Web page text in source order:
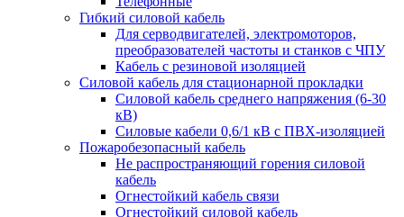
Гибкий силовой кабель
Для серводвигателей, электромоторов,
преобразователей частоты и станков с ЧПУ
Кабель с резиновой изоляцией
Силовой кабель для стационарной прокладки
Силовой кабель среднего напряжения (6-30
кВ)
Силовые кабели 0,6/1 кВ с ПВХ-изоляцией
Пожаробезопасный кабель
Не распространяющий горения силовой
кабель
Огнестойкий кабель связи
Огнестойкий силовой кабель